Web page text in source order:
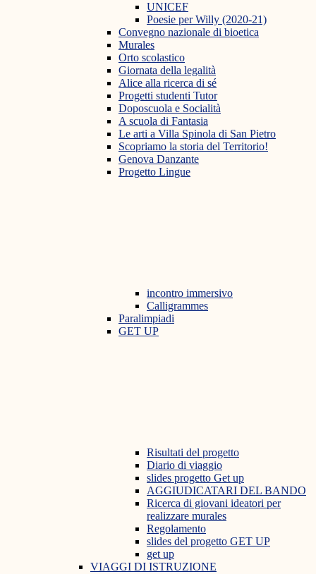
UNICEF
Poesie per Willy (2020-21)
Convegno nazionale di bioetica
Murales
Orto scolastico
Giornata della legalità
Alice alla ricerca di sé
Progetti studenti Tutor
Doposcuola e Socialità
A scuola di Fantasia
Le arti a Villa Spinola di San Pietro
Scopriamo la storia del Territorio!
Genova Danzante
Progetto Lingue
incontro immersivo
Calligrammes
Paralimpiadi
GET UP
Risultati del progetto
Diario di viaggio
slides progetto Get up
AGGIUDICATARI DEL BANDO
Ricerca di giovani ideatori per
realizzare murales
Regolamento
slides del progetto GET UP
get up
VIAGGI DI ISTRUZIONE